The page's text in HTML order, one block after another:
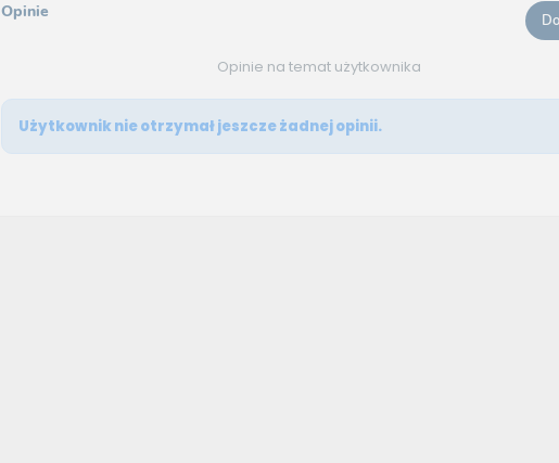
Opinie
Opinie na temat użytkownika
Użytkownik nie otrzymał jeszcze żadnej opinii.